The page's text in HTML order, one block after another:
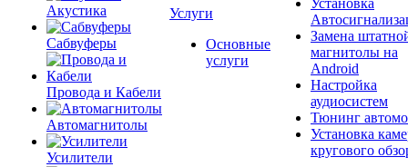
Акустика
Сабвуферы
Провода и Кабели
Автомагнитолы
Усилители
Услуги
Основные
услуги
Установка
Замена
магнитолы на
Android
Настройка
аудиосистем
Тюнинг
Установка
кругового